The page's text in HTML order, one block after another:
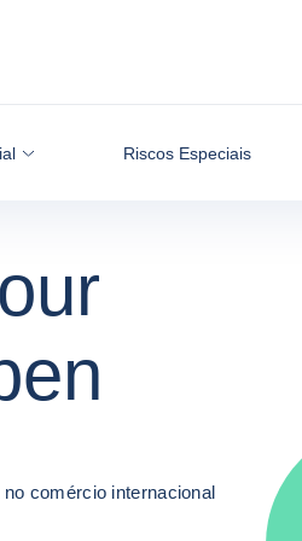
Riscos Especiais
de
comércio internacional
o
mais
de
comércio internacional